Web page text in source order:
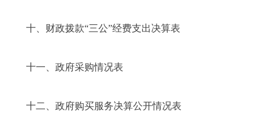
十、财政拨款“三公”经费支出决算表
十一、政府采购情况表
十二、政府购买服务决算公开情况表